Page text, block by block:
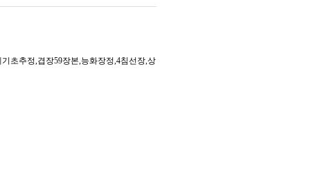
초추정,겹장59장본,능화장정,4침선장,상